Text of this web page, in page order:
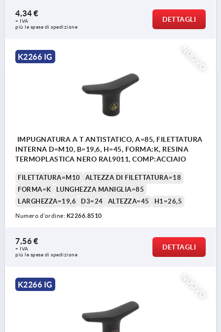
4,34 €
+ IVA
più le spese di spedizione
DETTAGLI
NUOVO
K2266 IG
IMPUGNATURA A T ANTISTATICO, A=85, FILETTATURA
INTERNA D=M10, B=19,6, H=45, FORMA:K, RESINA
TERMOPLASTICA NERO RAL9011, COMP:ACCIAIO
FILETTATURA=M10
ALTEZZA DI FILETTATURA=18
FORMA=K
LUNGHEZZA MANIGLIA=85
LARGHEZZA=19,6
D3=24 ALTEZZA=45 H1=26,5
Numero d’ordine: K2266.8510
7,56 €
+ IVA
più le spese di spedizione
DETTAGLI
NUOVO
K2266 IG